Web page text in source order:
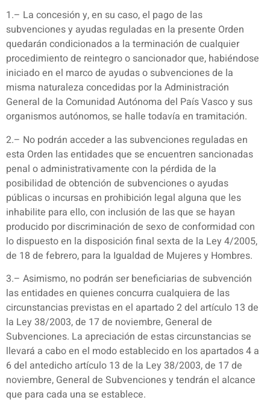
1.– La concesión y, en su caso, el pago de las
subvenciones y ayudas reguladas en la presente Orden
quedarán condicionados a la terminación de cualquier
procedimiento de reintegro o sancionador que, habiéndose
iniciado en el marco de ayudas o subvenciones de la
misma naturaleza concedidas por la Administración
General de la Comunidad Autónoma del País Vasco y sus
organismos autónomos, se halle todavía en tramitación.
2.– No podrán acceder a las subvenciones reguladas en
esta Orden las entidades que se encuentren sancionadas
penal o administrativamente con la pérdida de la
posibilidad de obtención de subvenciones o ayudas
públicas o incursas en prohibición legal alguna que les
inhabilite para ello, con inclusión de las que se hayan
producido por discriminación de sexo de conformidad con
lo dispuesto en la disposición final sexta de la Ley 4/2005,
de 18 de febrero, para la Igualdad de Mujeres y Hombres.
3.– Asimismo, no podrán ser beneficiarias de subvención
las entidades en quienes concurra cualquiera de las
circunstancias previstas en el apartado 2 del artículo 13 de
la Ley 38/2003, de 17 de noviembre, General de
Subvenciones. La apreciación de estas circunstancias se
llevará a cabo en el modo establecido en los apartados 4 a
6 del antedicho artículo 13 de la Ley 38/2003, de 17 de
noviembre, General de Subvenciones y tendrán el alcance
que para cada una se establece.